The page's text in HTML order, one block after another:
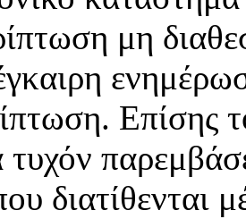
μη
Επίσης
τυχόν
διατίθενται